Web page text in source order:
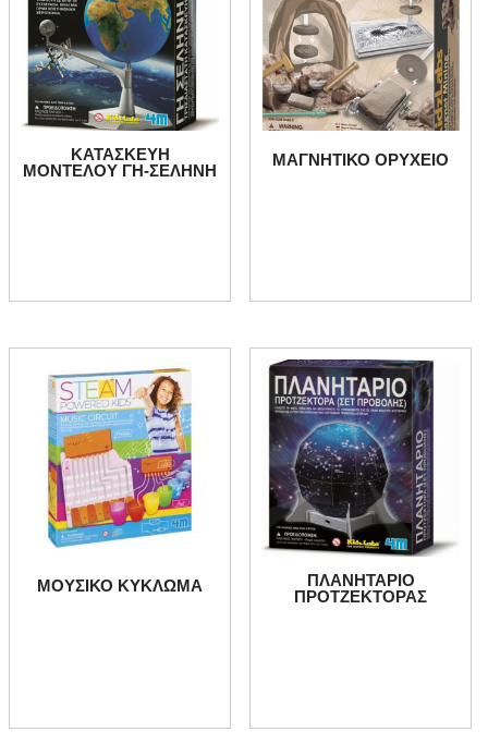
ΚΑΤΑΣΚΕΥΗ
ΜΟΝΤΕΛΟΥ ΓΗ-ΣΕΛΗΝΗ
ΜΑΓΝΗΤΙΚΟ ΟΡΥΧΕΙΟ
ΜΟΥΣΙΚΟ ΚΥΚΛΩΜΑ
ΠΛΑΝΗΤΑΡΙΟ
ΠΡΟΤΖΕΚΤΟΡΑΣ